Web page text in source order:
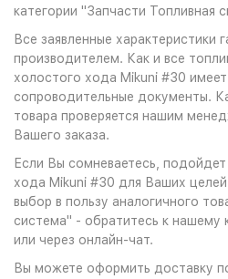
категории "Запчасти Топливная
Все заявленные характеристики
производителем. Как и все
холостого хода Mikuni #30
сопроводительные документы.
товара проверяется нашим
Вашего заказа.
Если Вы сомневаетесь,
хода Mikuni #30 для Ваших
выбор в пользу аналогичного
система" - обратитесь к нашему
или через онлайн-чат.
Вы можете оформить доставку